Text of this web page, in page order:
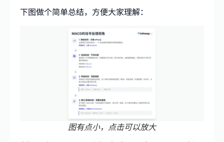
下图做个简单总结，方便大家理解：
图有点小，点击可以放大